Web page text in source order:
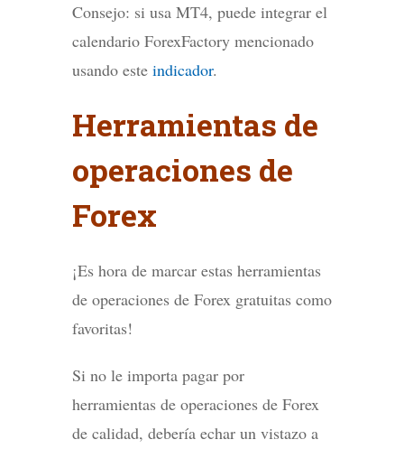
Consejo: si usa MT4, puede integrar el
calendario ForexFactory mencionado
usando este indicador.
Herramientas de
operaciones de
Forex
¡Es hora de marcar estas herramientas
de operaciones de Forex gratuitas como
favoritas!
Si no le importa pagar por
herramientas de operaciones de Forex
de calidad, debería echar un vistazo a